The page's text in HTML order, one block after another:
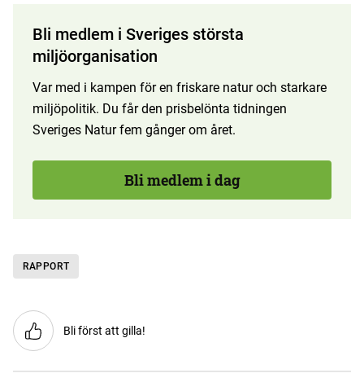
Bli medlem i Sveriges största
miljöorganisation
Var med i kampen för en friskare natur och starkare
miljöpolitik. Du får den prisbelönta tidningen
Sveriges Natur fem gånger om året.
Bli medlem i dag
RAPPORT
Bli först att gilla!